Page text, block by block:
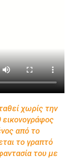
χωρίς την
από το
το γραπτό
του με